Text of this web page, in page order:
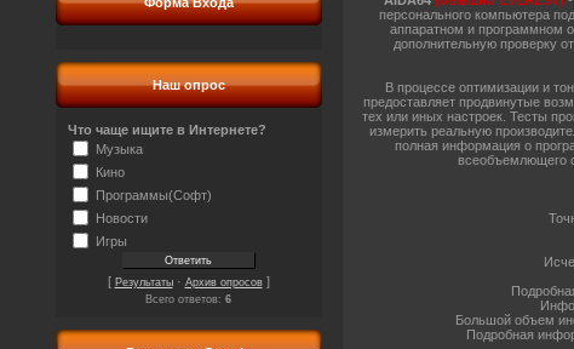
Наш опрос
Что чаще ищите в Интернете?
Музыка
Кино
Программы(Софт)
Новости
Игры
[ Результаты· Архив опросов]
Всего ответов: 6
персонального компьютера
аппаратном и программном
дополнительную проверку
В процессе оптимизации и
предоставляет продвинутые
тех или иных настроек. Тесты
измерить реальную
полная информация о
всеобъемлющего
Большой объем
Подробная